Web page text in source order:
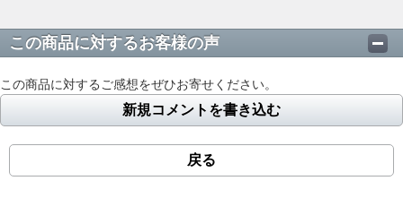
この商品に対するお客様の声
この商品に対するご感想をぜひお寄せください。
新規コメントを書き込む
戻る